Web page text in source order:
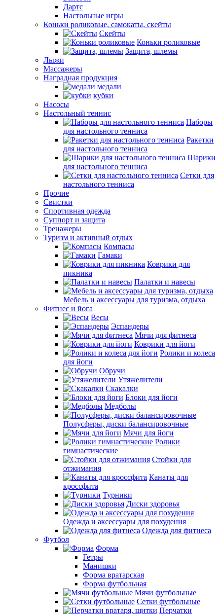
Дартс
Настольные игры
Коньки роликовые, самокаты, скейты
Скейты
Коньки роликовые
Защита, шлемы
Лыжи
Массажеры
Наградная продукция
медали
кубки
Насосы
Настольный теннис
Наборы
для настольного тенниса
Ракетки
для настольного тенниса
Шарики
для настольного тенниса
Сетки для
настольного тенниса
Прочие
Свистки
Спортивная одежда
Суппорт и защита
Тренажеры
Туризм и активный отдых
Компасы
Гамаки
Коврики для
пикника
Палатки и навесы
Мебель и аксессуары для туризма, отдыха
Фитнес и йога
Весы
Эспандеры
Мячи для фитнеса
Коврики для йоги
Ролики и колеса
для йоги
Обручи
Утяжелители
Скакалки
Блоки для йоги
Медболы
Полусферы, диски балансировочные
Мячи для йоги
Ролики
гимнастические
Стойки для
отжимания
Канаты для
кроссфита
Турники
Диски здоровья
Одежда и аксессуары для похудения
Одежда для фитнеса
Футбол
Форма
Гетры
Манишки
Форма вратарская
Форма футбольная
Мячи футбольные
Сетки футбольные
Перчатки